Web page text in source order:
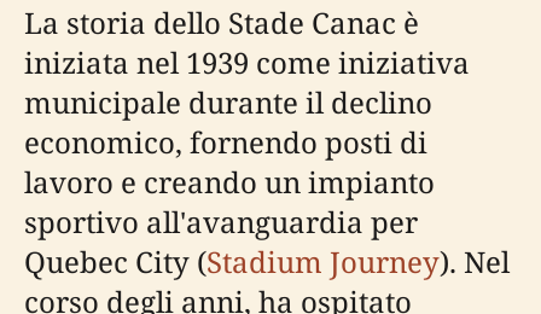
La storia dello Stade Canac è
iniziata nel 1939 come iniziativa
municipale durante il declino
economico, fornendo posti di
lavoro e creando un impianto
sportivo all'avanguardia per
Quebec City (Stadium Journey). Nel
corso degli anni, ha ospitato